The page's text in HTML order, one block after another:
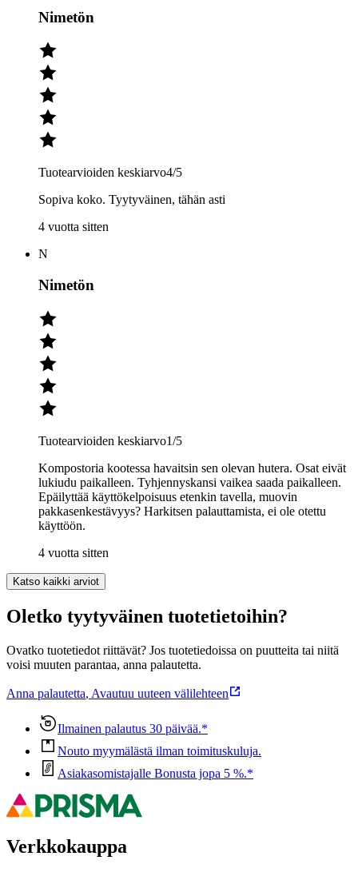
Nimetön
Tuotearvioiden keskiarvo4/5
Sopiva koko. Tyytyväinen, tähän asti
4 vuotta sitten
N
Nimetön
Tuotearvioiden keskiarvo1/5
Kompostoria kootessa havaitsin sen olevan hutera. Osat eivät
lukiudu paikalleen. Tyhjennyskansi vaikea saada paikalleen.
Epäilyttää käyttökelpoisuus etenkin tavella, muovin
pakkasenkestävyys? Harkitsen palauttamista, ei ole otettu
käyttöön.
4 vuotta sitten
Katso kaikki arviot
Oletko tyytyväinen tuotetietoihin?
Ovatko tuotetiedot riittävät? Jos tuotetiedoissa on puutteita tai niitä
voisi muuten parantaa, anna palautetta.
Anna palautetta, Avautuu uuteen välilehteen
Ilmainen palautus 30 päivää.*
Nouto myymälästä ilman toimituskuluja.
Asiakasomistajalle Bonusta jopa 5 %.*
Verkkokauppa